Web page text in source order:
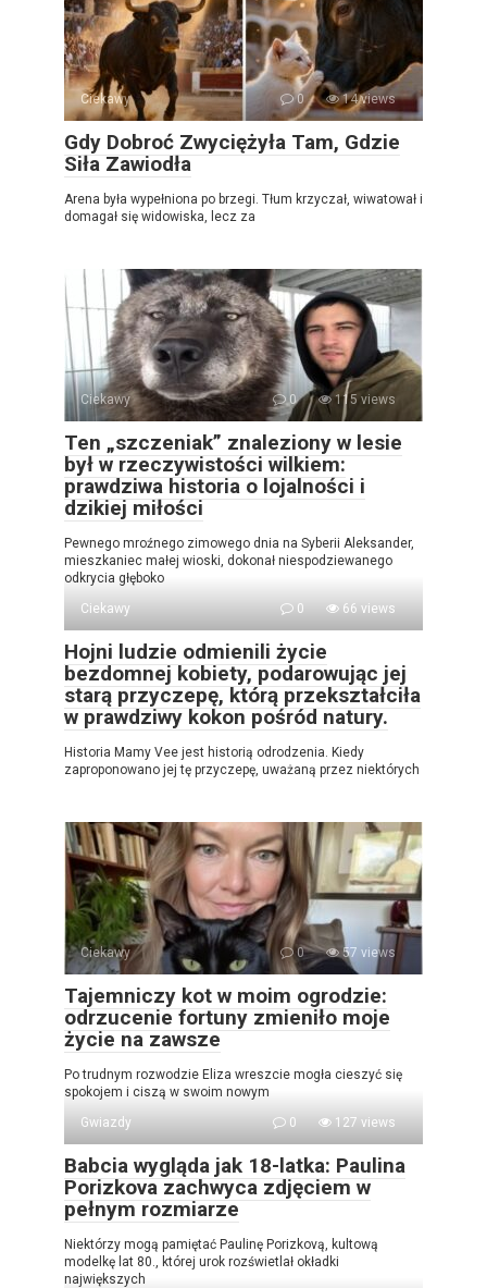
Ciekawy 0 14 views
Gdy Dobroć Zwyciężyła Tam, Gdzie
Siła Zawiodła
Arena była wypełniona po brzegi. Tłum krzyczał, wiwatował i
domagał się widowiska, lecz za
Ciekawy 0 115 views
Ten „szczeniak” znaleziony w lesie
był w rzeczywistości wilkiem:
prawdziwa historia o lojalności i
dzikiej miłości
Pewnego mroźnego zimowego dnia na Syberii Aleksander,
mieszkaniec małej wioski, dokonał niespodziewanego
odkrycia głęboko
Ciekawy
0 66 views
Hojni ludzie odmienili życie
bezdomnej kobiety, podarowując jej
starą przyczepę, którą przekształciła
w prawdziwy kokon pośród natury.
Historia Mamy Vee jest historią odrodzenia. Kiedy
zaproponowano jej tę przyczepę, uważaną przez niektórych
Ciekawy 0 57 views
Tajemniczy kot w moim ogrodzie:
odrzucenie fortuny zmieniło moje
życie na zawsze
Po trudnym rozwodzie Eliza wreszcie mogła cieszyć się
spokojem i ciszą w swoim nowym
Gwiazdy
0 127 views
Babcia wygląda jak 18-latka: Paulina
Porizkova zachwyca zdjęciem w
pełnym rozmiarze
Niektórzy mogą pamiętać Paulinę Porizkovą, kultową
modelkę lat 80., której urok rozświetlał okładki
największych